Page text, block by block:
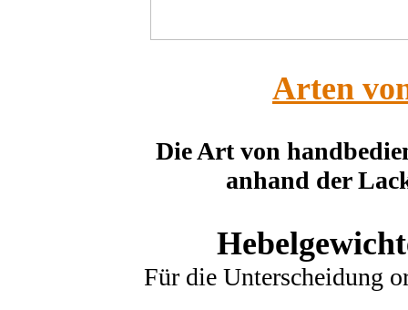
Arten
Die Art von
anhand der
Für die Unterscheidung